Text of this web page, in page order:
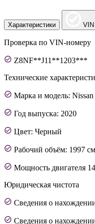
Характеристики VIN
Проверка по VIN-номеру
Z8NF**J11**1203***
Технические
Марка и модель: Nissan
Год выпуска: 2020
Цвет: Черный
Рабочий объём: 1997
Мощность двигателя
Юридическая чистота
Сведения о
Сведения о